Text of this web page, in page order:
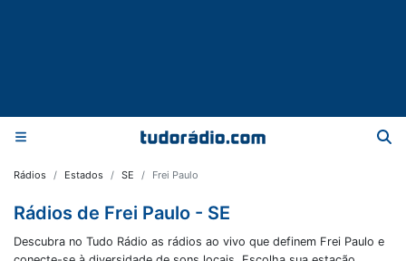
Rádios Estados SE Frei Paulo
Rádios de Frei Paulo - SE
Descubra no Tudo Rádio as rádios ao vivo que definem Frei Paulo e